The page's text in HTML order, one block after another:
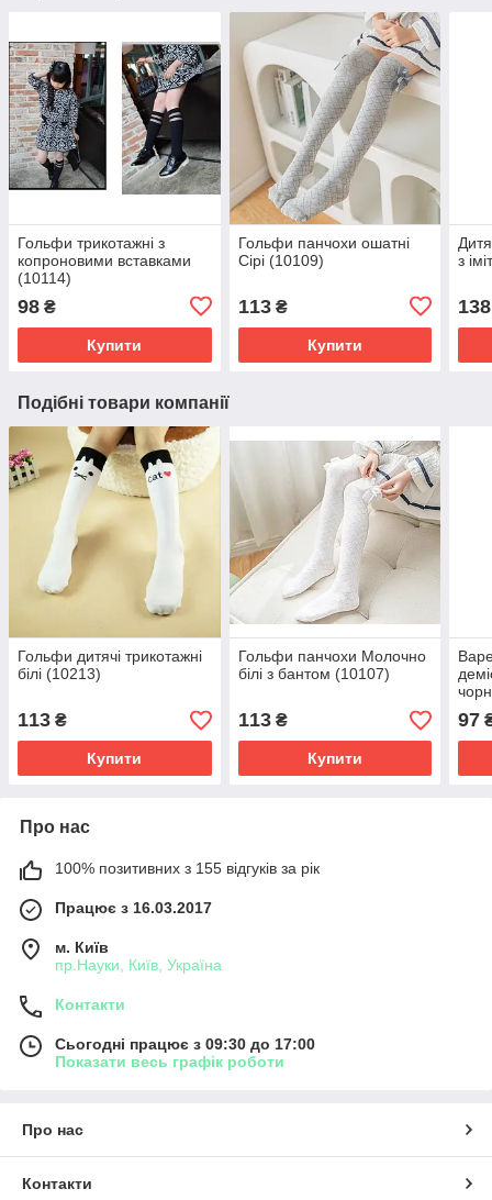
Гольфи трикотажні з
копроновими вставками
(10114)
98 ₴
Купити
Гольфи панчохи ошатні
Сірі (10109)
113₴
Купити
з
138
Подібні товари компанії
Гольфи дитячі трикотажні
білі (10213)
113 ₴
Купити
Гольфи панчохи Молочно
білі з бантом (10107)
113₴
Купити
97
Про нас
100% позитивних з 155 відгуків за рік
Працює з 16.03.2017
м. Київ
пр.Науки, Київ, Україна
Контакти
Сьогодні працює з 09:30 до 17:00
Показати весь графік роботи
Про нас
Контакти